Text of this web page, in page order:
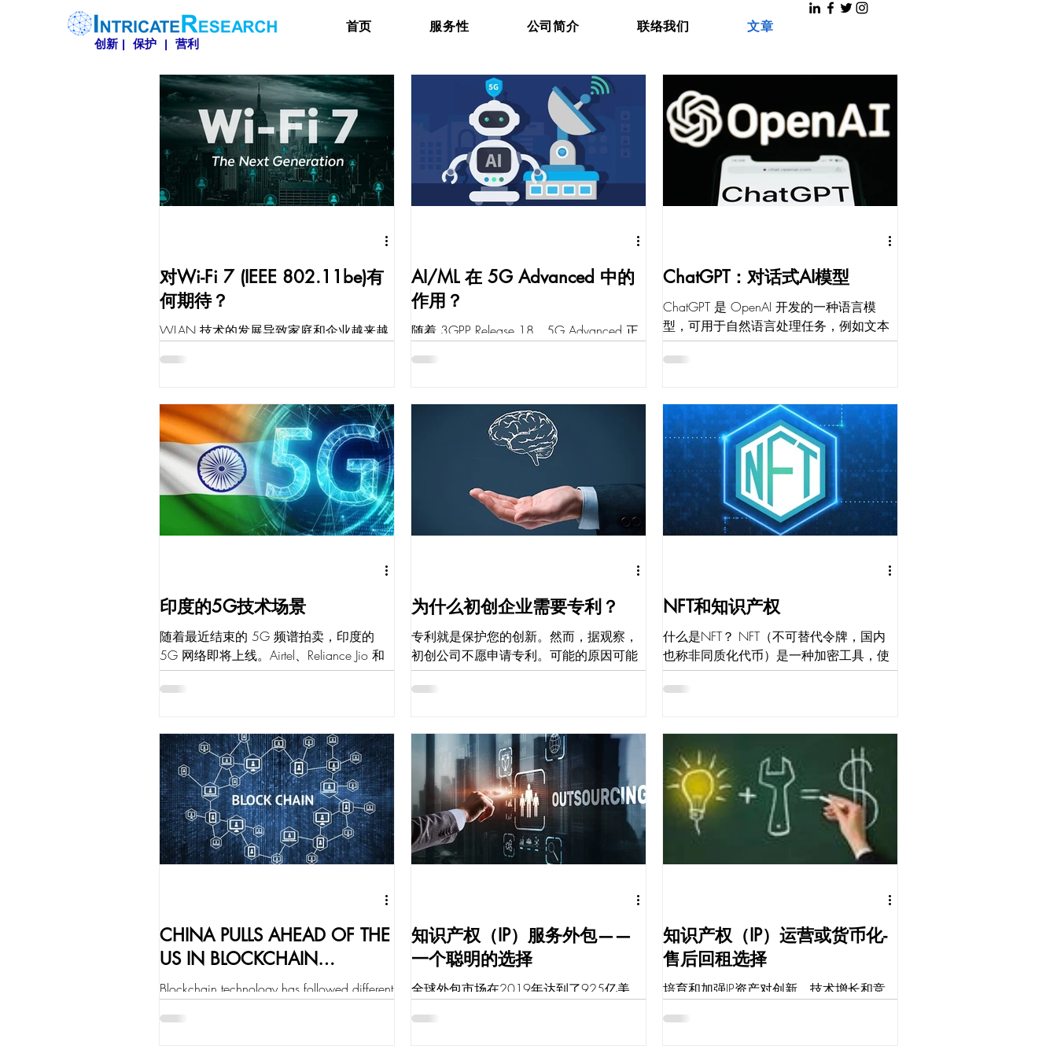
首页 服务性 公司简介 联络我们 文章
创新 | 保护 | 营利
对Wi-Fi 7 (IEEE 802.11be)有
何期待？
WLAN 技术的发展导致家庭和企业越来越
吐量和低延迟的新兴应用程序也在激增。
频、增强现实和虚拟现实、在线游戏、远
程办公室和云计算。尽管Wi-Fi...
AI/ML 在 5G Advanced 中的
作用？
随着 3GPP Release 18，5G Advanced 正
5G 的功能，并将其扩展应用于新设备、
杂，包括广泛的部署和使用选项，传统方
法将无法提供快速的解决方案。由于手动
重新配置蜂窝通...
ChatGPT：对话式AI模型
ChatGPT 是 OpenAI 开发的一种语言模
型，可用于自然语言处理任务，例如文本
生成和语言翻译。 与其前身 InstructGPT 相
比，ChatGPT 试图减少对用户的有害和欺
3.5（Generative...
印度的5G技术场景
随着最近结束的 5G 频谱拍卖，印度的
5G 网络即将上线。Airtel、Reliance Jio 和
Vodafone 等电信运营商正准备在印度推出
5G 连接，并且在 5G 推出之前将很快公
度 89%...
为什么初创企业需要专利？
专利就是保护您的创新。然而，据观察，
初创公司不愿申请专利。可能的原因可能
是初创公司认为他们需要将所有精力集中
在产品/软件开发的核心竞争力上，并且他
们认为申请专利很麻烦，因为他们没有太
多就创新技术如何申请专利所需的信息，
而且他们中的一些人可...
NFT和知识产权
什么是NFT？ NFT（不可替代令牌，国内
也称非同质化代币）是一种加密工具，使
用合适的区块链来创建独特的、不可替代
的数字资产。“不可替代”一词意味着它是
能用另一个相同的物品替换。 NFT 用作所
有权的唯一验证，可用于确定物品的所有
权。...
CHINA PULLS AHEAD OF THE
US IN BLOCKCHAIN
TECHNOLOGY RACE
Blockchain technology has followed different
two superpowers engaged in fierce
知识产权（IP）服务外包——
一个聪明的选择
全球外包市场在2019年达到了925亿美
（50%）多。在该份额中，知识产权检索
知识产权（IP）运营或货币化-
售后回租选择
培育和加强IP资产对创新、技术增长和竞
作为金融杠杆工具来使用成为营收来源。